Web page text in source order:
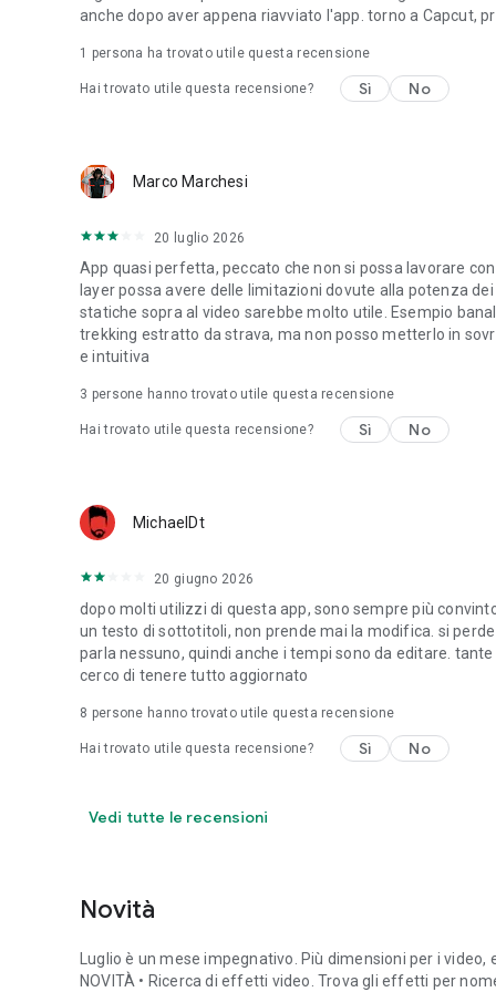
anche dopo aver appena riavviato l'app. torno a Capcut,
1 persona ha trovato utile questa recensione
Hai trovato utile questa recensione? Sì No
Marco Marchesi
20 luglio 2026
App quasi perfetta, peccato che non si possa lavorare
layer possa avere delle limitazioni dovute alla potenza
statiche sopra al video sarebbe molto utile. Esempio
trekking estratto da strava, ma non posso metterlo in
e intuitiva
3 persone hanno trovato utile questa recensione
Hai trovato utile questa recensione? Sì No
MichaelDt
20 giugno 2026
dopo molti utilizzi di questa app, sono sempre più
un testo di sottotitoli, non prende mai la modifica. si
parla nessuno, quindi anche i tempi sono da editare.
cerco di tenere tutto aggiornato
8 persone hanno trovato utile questa recensione
Hai trovato utile questa recensione? Sì No
Vedi tutte le recensioni
Novità
Luglio è un mese impegnativo. Più dimensioni per i
NOVITÀ • Ricerca di effetti video. Trova gli effetti per